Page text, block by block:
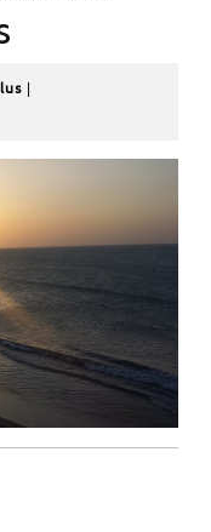
paretoplus